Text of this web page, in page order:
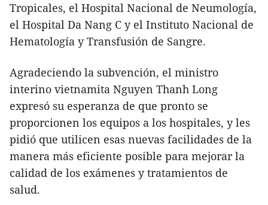
Tropicales, el Hospital Nacional de Neumología,
el Hospital Da Nang C y el Instituto Nacional de
Hematología y Transfusión de Sangre.
Agradeciendo la subvención, el ministro
interino vietnamita Nguyen Thanh Long
expresó su esperanza de que pronto se
proporcionen los equipos a los hospitales, y les
pidió que utilicen esas nuevas facilidades de la
manera más eficiente posible para mejorar la
calidad de los exámenes y tratamientos de
salud.